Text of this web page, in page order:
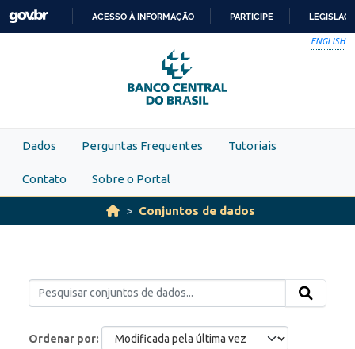
Skip to main content
PARA
O
CONTEÚDO
ACESSO À INFORMAÇÃO PARTICIPE
ENGLISH
Dados Perguntas Frequentes Tutoriais
Contato Sobre o Portal
Conjuntos de dados
Ordenar por